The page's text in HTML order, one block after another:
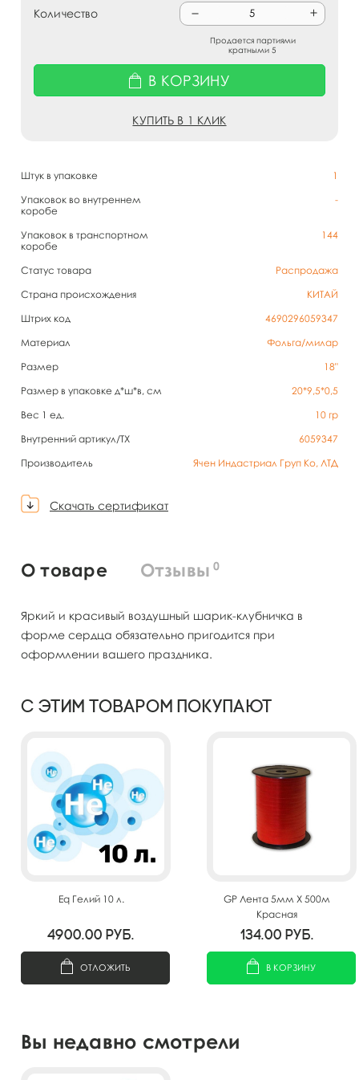
Штук в упаковке
1
Упаковок во внутреннем
коробе
-
Упаковок в транспортном
коробе
144
Статус товара
Распродажа
Страна происхождения
КИТАЙ
Штрих код
4690296059347
Материал
Фольга/милар
Размер
18"
Размер в упаковке д*ш*в, см
20*9,5*0,5
Вес 1 ед.
10 гр
Внутренний артикул/TX
6059347
Производитель
Ячен Индастриал Груп Ко, ЛТД
Скачать сертификат
Количество
Продается партиями
кратными 5
В КОРЗИНУ
КУПИТЬ В 1 КЛИК
О товаре Отзывы 0
Яркий и красивый воздушный шарик-клубничка в
форме сердца обязательно пригодится при
оформлении вашего праздника.
С этим товаром покупают
Eq Гелий 10 л.
4900.00 руб.
ОТЛОЖИТЬ
GP Лента 5мм X 500м
Красная
134.00 руб.
В КОРЗИНУ
Вы недавно смотрели